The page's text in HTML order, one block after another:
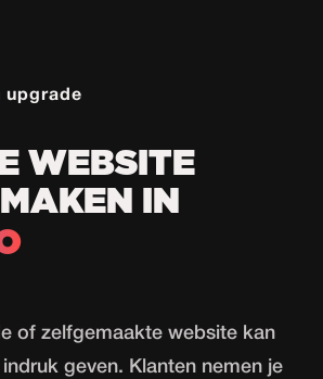
upgrade
WEBSITE
IN
of zelfgemaakte website kan
geven. Klanten nemen je